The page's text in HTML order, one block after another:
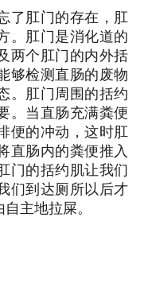
了肛门的存在，肛
。肛门是消化道的
两个肛门的内外括
够检测直肠的废物
。肛门周围的括约
。当直肠充满粪便
便的冲动，这时肛
直肠内的粪便推入
门的括约肌让我们
们到达厕所以后才
主地拉屎。